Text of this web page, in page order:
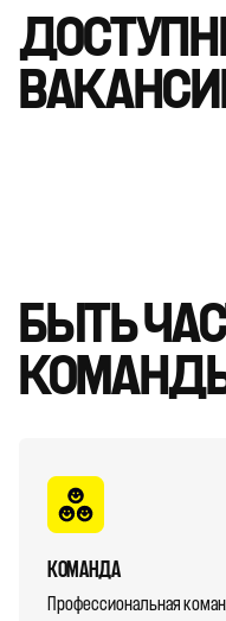
БЫТЬ
КОМАНДА
Профессиональная